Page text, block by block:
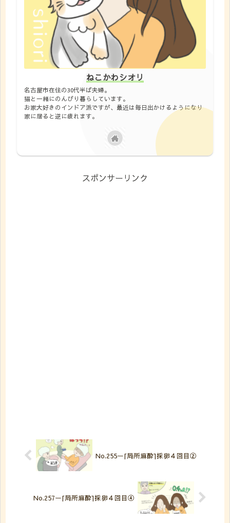
ねこかわシオリ
名古屋市在住の30代半ば夫婦。
猫と一緒にのんびり暮らしています。
お家大好きのインドア派ですが、最近は毎日出かけるようになり
家に居ると逆に疲れます。
スポンサーリンク
No.255ー[局所麻酔]採卵４回目②
No.257ー[局所麻酔]採卵４回目④